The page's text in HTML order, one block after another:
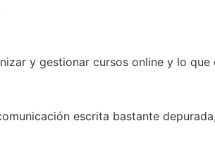
y gestionar cursos online y lo
escrita bastante